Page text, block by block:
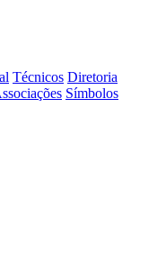
Técnicos Diretoria
Símbolos